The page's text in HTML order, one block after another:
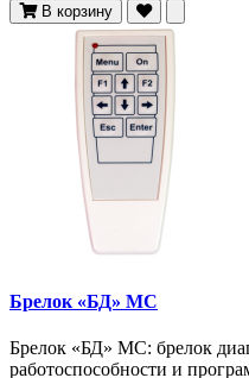
В корзину
Брелок «БД» МС
Брелок «БД» МС: брелок
работоспособности и